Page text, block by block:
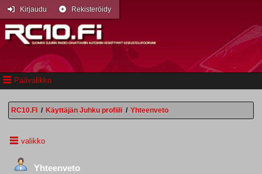
Päävalikko
Kirjaudu Rekisteröidy
RC10.FI / Käyttäjän Juhku profiili / Yhteenveto
valikko
Yhteenveto